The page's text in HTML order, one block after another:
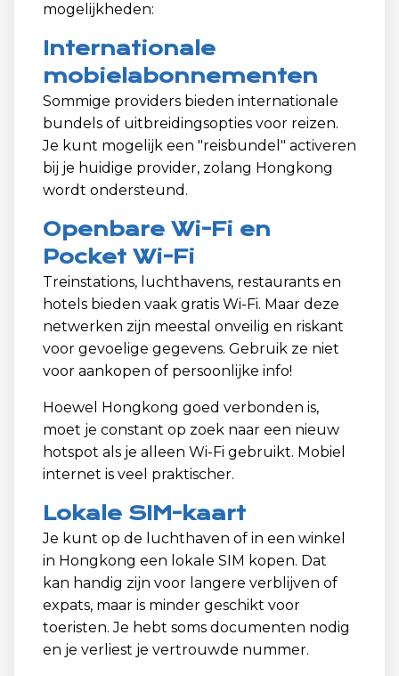
mogelijkheden:
Internationale
mobielabonnementen
Sommige providers bieden internationale
bundels of uitbreidingsopties voor reizen.
Je kunt mogelijk een "reisbundel" activeren
bij je huidige provider, zolang Hongkong
wordt ondersteund.
Openbare Wi-Fi en
Pocket Wi-Fi
Treinstations, luchthavens, restaurants en
hotels bieden vaak gratis Wi-Fi. Maar deze
netwerken zijn meestal onveilig en riskant
voor gevoelige gegevens. Gebruik ze niet
voor aankopen of persoonlijke info!
Hoewel Hongkong goed verbonden is,
moet je constant op zoek naar een nieuw
hotspot als je alleen Wi-Fi gebruikt. Mobiel
internet is veel praktischer.
Lokale SIM-kaart
Je kunt op de luchthaven of in een winkel
in Hongkong een lokale SIM kopen. Dat
kan handig zijn voor langere verblijven of
expats, maar is minder geschikt voor
toeristen. Je hebt soms documenten nodig
en je verliest je vertrouwde nummer.